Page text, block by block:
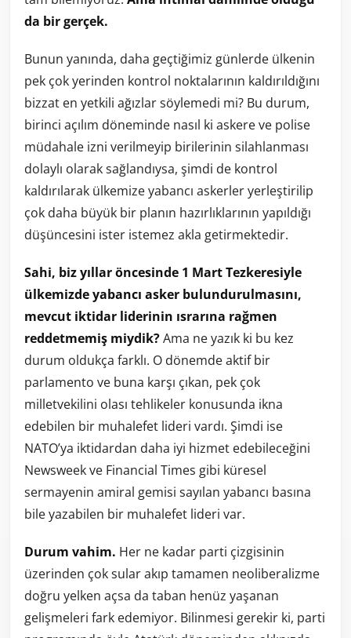
da bir gerçek.
Bunun yanında, daha geçtiğimiz günlerde ülkenin
pek çok yerinden kontrol noktalarının kaldırıldığını
bizzat en yetkili ağızlar söylemedi mi? Bu durum,
birinci açılım döneminde nasıl ki askere ve polise
müdahale izni verilmeyip birilerinin silahlanması
dolaylı olarak sağlandıysa, şimdi de kontrol
kaldırılarak ülkemize yabancı askerler yerleştirilip
çok daha büyük bir planın hazırlıklarının yapıldığı
düşüncesini ister istemez akla getirmektedir.
Sahi, biz yıllar öncesinde 1 Mart Tezkeresiyle
ülkemizde yabancı asker bulundurulmasını,
mevcut iktidar liderinin ısrarına rağmen
reddetmemiş miydik?Ama ne yazık ki bu kez
durum oldukça farklı. O dönemde aktif bir
parlamento ve buna karşı çıkan, pek çok
milletvekilini olası tehlikeler konusunda ikna
edebilen bir muhalefet lideri vardı. Şimdi ise
NATO’ya iktidardan daha iyi hizmet edebileceğini
Newsweek ve Financial Times gibi küresel
sermayenin amiral gemisi sayılan yabancı basına
bile yazabilen bir muhalefet lideri var.
Durum vahim. Her ne kadar parti çizgisinin
üzerinden çok sular akıp tamamen neoliberalizme
doğru yelken açsa da taban henüz yaşanan
gelişmeleri fark edemiyor. Bilinmesi gerekir ki, parti